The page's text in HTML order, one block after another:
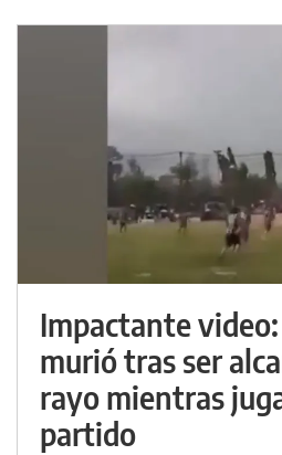
Impactante
murió tras ser
rayo mientras
partido